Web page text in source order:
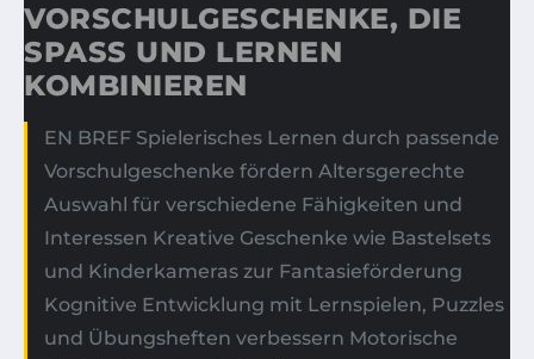
VORSCHULGESCHENKE, DIE
SPASS UND LERNEN K
OMBINIEREN
EN BREF Spielerisches Lernen durch passende
Vorschulgeschenke fördern Altersgerechte
Auswahl für verschiedene Fähigkeiten und
Interessen Kreative Geschenke wie Bastelsets
und Kinderkameras zur Fantasieförderung
Kognitive Entwicklung mit Lernspielen, Puzzles
und Übungsheften verbessern Motorische